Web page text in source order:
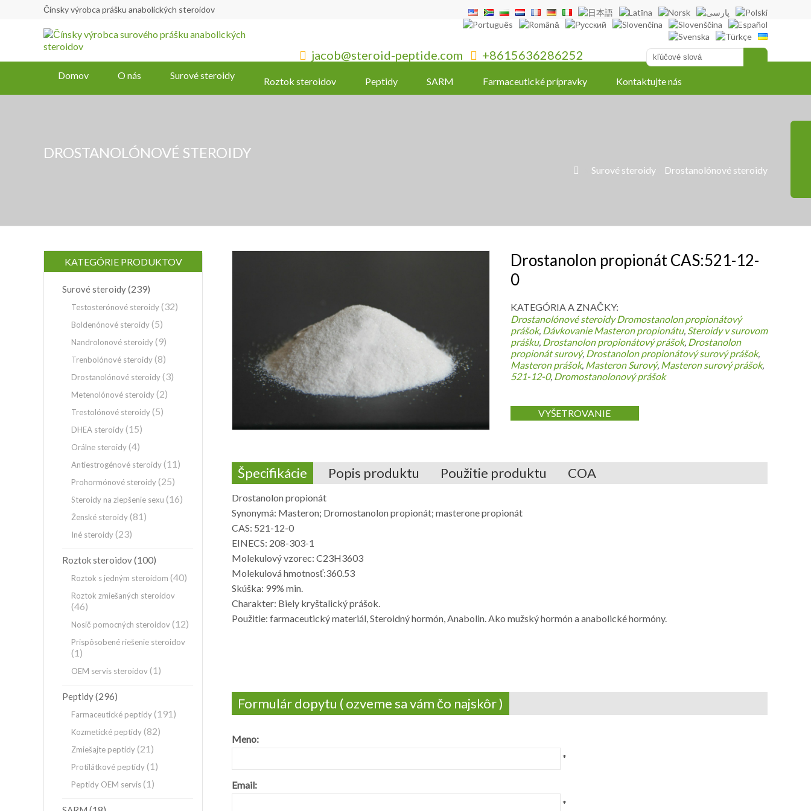
Čínsky výrobca prášku anabolických steroidov
 jacob@steroid-peptide.com  +8615636286252
Domov O nás Surové steroidy
Roztok steroidov Peptidy SARM Farmaceutické prípravky Kontaktujte nás
DROSTANOLÓNOVÉ STEROIDY
 Surové steroidy Drostanolónové steroidy
Drostanolon propionát CAS:521-12-
0
KATEGÓRIA A ZNAČKY:
Drostanolónové steroidy Dromostanolon propionátový
prášok, Dávkovanie Masteron propionátu, Steroidy v surovom
prášku, Drostanolon propionátový prášok, Drostanolon
propionát surový, Drostanolon propionátový surový prášok,
Masteron prášok, Masteron Surový, Masteron surový prášok,
521-12-0, Dromostanolonový prášok
VYŠETROVANIE
Špecifikácie Popis produktu Použitie produktu COA
Drostanolon propionát
Synonymá: Masteron; Dromostanolon propionát; masterone propionát
CAS: 521-12-0
EINECS: 208-303-1
Molekulový vzorec: C23H3603
Molekulová hmotnosť:360.53
Skúška: 99% min.
Charakter: Biely kryštalický prášok.
Použitie: farmaceutický materiál, Steroidný hormón, Anabolin. Ako mužský hormón a anabolické hormóny.
Formulár dopytu ( ozveme sa vám čo najskôr )
Meno:
*
Email:
*
KATEGÓRIE PRODUKTOV
Surové steroidy(239)
Testosterónové steroidy(32)
Boldenónové steroidy(5)
Nandrolonové steroidy(9)
Trenbolónové steroidy(8)
Drostanolónové steroidy(3)
Metenolónové steroidy(2)
Trestolónové steroidy(5)
DHEA steroidy(15)
Orálne steroidy(4)
Antiestrogénové steroidy(11)
Prohormónové steroidy(25)
Steroidy na zlepšenie sexu (16)
Ženské steroidy(81)
Iné steroidy(23)
Roztok steroidov(100)
Roztok s jedným steroidom (40)
Roztok zmiešaných steroidov
(46)
Nosič pomocných steroidov(12)
Prispôsobené riešenie steroidov
(1)
OEM servis steroidov(1)
Peptidy(296)
Farmaceutické peptidy(191)
Kozmetické peptidy(82)
Zmiešajte peptidy(21)
Protilátkové peptidy(1)
Peptidy OEM servis(1)